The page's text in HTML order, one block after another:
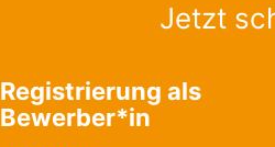
Jetzt
Registrierung als
Bewerber*in